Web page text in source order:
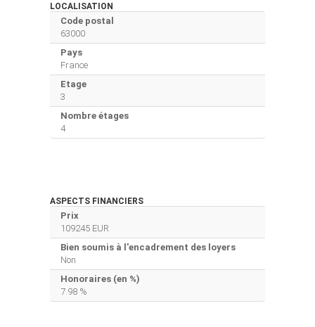
LOCALISATION
Code postal
63000
Pays
France
Etage
3
Nombre étages
4
ASPECTS FINANCIERS
Prix
109245 EUR
Bien soumis à l'encadrement des loyers
Non
Honoraires (en %)
7.98 %